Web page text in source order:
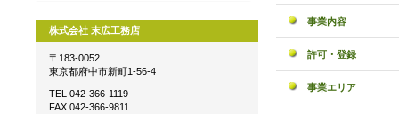
事業内容
許可・登録
事業エリア
株式会社 末広工務店
〒183-0052
東京都府中市新町1-56-4
TEL 042-366-1119
FAX 042-366-9811